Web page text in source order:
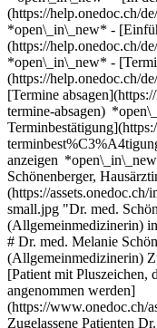
(https://help.onedoc.ch/
*open\_in\_new* -
(https://help.onedoc.ch/
*open\_in\_new* -
(https://help.onedoc.ch/
[Termine
termine-absagen)
anzeigen
Schönenberger,
(https://
small.jpg "Dr. med.
(Allgemeinmedizinerin)
# Dr. med. Melanie
(Allgemeinmedizinerin)
[Patient mit Pluszeichen,
angenommen werden]
(https://www.onedoc.ch/
Zugelassene Patienten